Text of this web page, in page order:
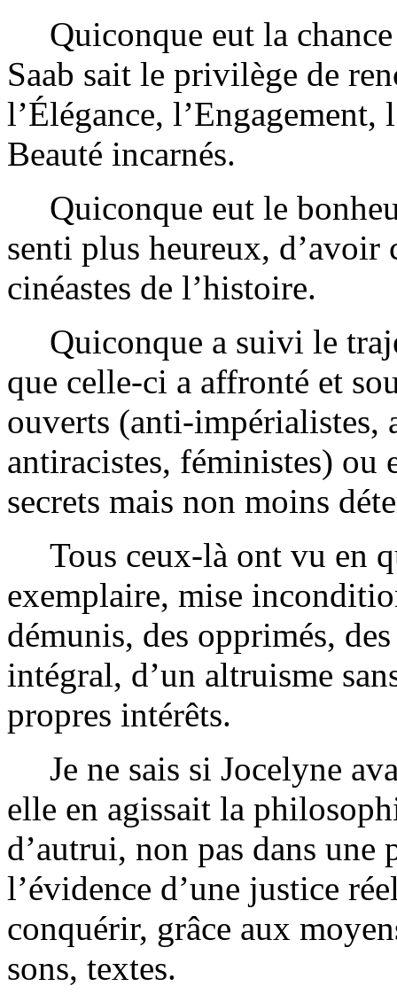
Quiconque eut la
Saab sait le privilège de
l’Élégance,
Beauté incarnés.
Quiconque eut le
senti plus heureux, d’avoir
cinéastes de l’histoire.
Quiconque a suivi le
que celle-ci a affronté et
ouverts (anti-impérialistes,
antiracistes, féministes) ou
secrets mais non moins
Tous ceux-là ont vu en
exemplaire, mise
démunis, des opprimés,
intégral, d’un altruisme
propres intérêts.
Je ne sais si Jocelyne
elle en agissait la
d’autrui, non pas dans une
l’évidence d’une justice
conquérir, grâce aux
sons, textes.